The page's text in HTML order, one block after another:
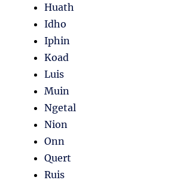
Huath
Idho
Iphin
Koad
Luis
Muin
Ngetal
Nion
Onn
Quert
Ruis